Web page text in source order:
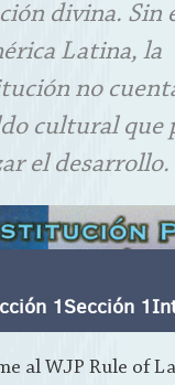
divina. Sin
Latina, la
no
cultural que
el desarrollo.
1Sección
al WJP Rule of